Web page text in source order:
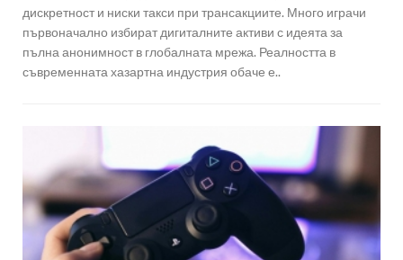
дискретност и ниски такси при трансакциите. Много играчи
първоначално избират дигиталните активи с идеята за
пълна анонимност в глобалната мрежа. Реалността в
съвременната хазартна индустрия обаче е..